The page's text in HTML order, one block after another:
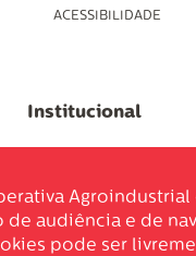
ACESSIBILIDADE
Institucional
audiência e de
pode ser